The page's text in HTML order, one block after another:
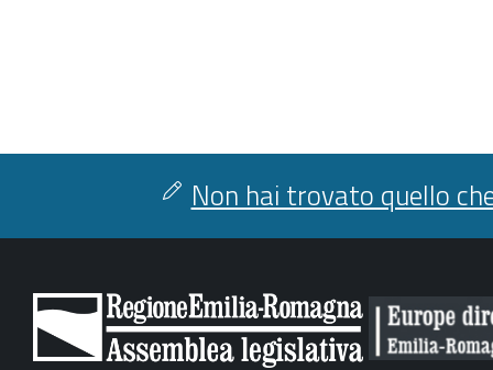
Non hai trovato quello